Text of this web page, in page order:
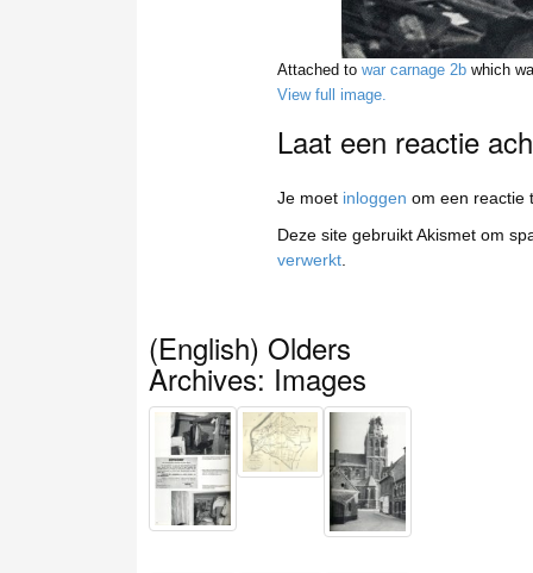
Attached to war carnage 2bwhich
View full image.
Laat een reactie
Je moet inloggen om een reactie
Deze site gebruikt Akismet om
verwerkt.
(English) Olders
Archives: Images